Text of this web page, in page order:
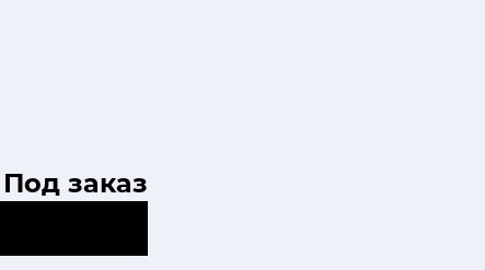
Под заказ